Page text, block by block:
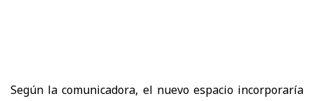
Según la comunicadora, el nuevo espacio incorporaría